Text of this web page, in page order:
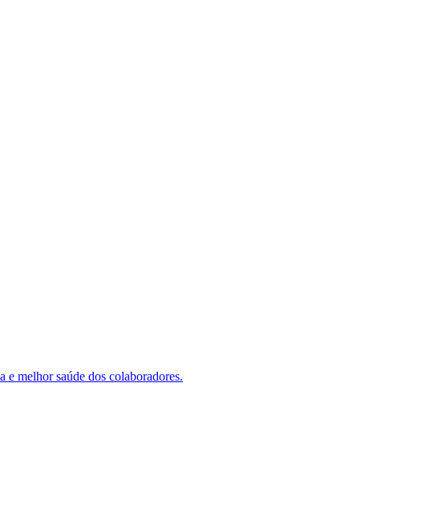
melhor saúde dos colaboradores.